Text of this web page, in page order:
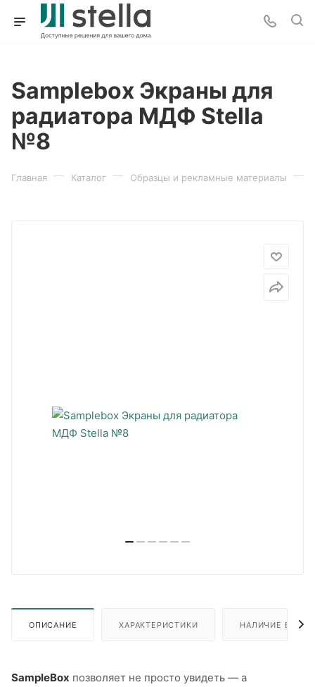
Sampleboх Экраны для
радиатора МДФ Stella
№8
Главная — Каталог — Образцы и рекламные материалы —
ОПИСАНИЕ ХАРАКТЕРИСТИКИ НАЛИЧИЕ В
SampleBox позволяет не просто увидеть — а